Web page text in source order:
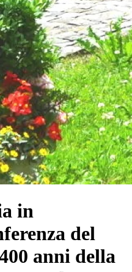
in
del
anni della